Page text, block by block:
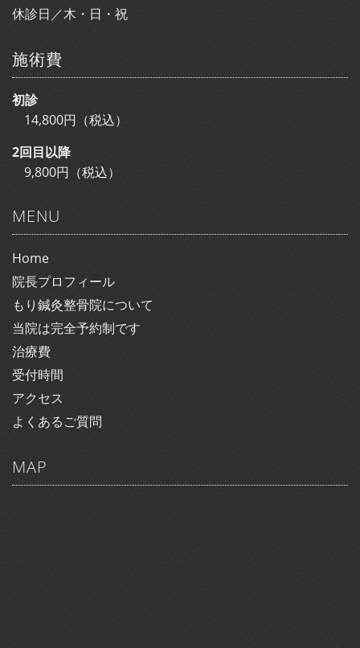
休診日／木・日・祝
施術費
初診
14,800円（税込）
2回目以降
9,800円（税込）
MENU
Home
院長プロフィール
もり鍼灸整骨院について
当院は完全予約制です
治療費
受付時間
アクセス
よくあるご質問
MAP